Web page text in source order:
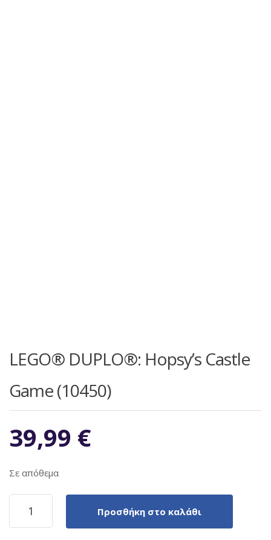
LEGO® DUPLO®: Hopsy’s Castle
Game (10450)
39,99 €
Σε απόθεμα
LEGO®
DUPLO®:
Hopsy’s
Προσθήκη στο καλάθι